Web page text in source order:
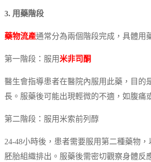
3. 用藥階段
藥物流產通常分為兩個階段完成，具體用
第一階段：服用米非司酮
醫生會指導患者在醫院內服用此藥，目的
長。服藥後可能出現輕微的不適，如腹痛
第二階段：服用米索前列醇
24-48小時後，患者需要服用第二種藥物
胚胎組織排出。服藥後需密切觀察身體反